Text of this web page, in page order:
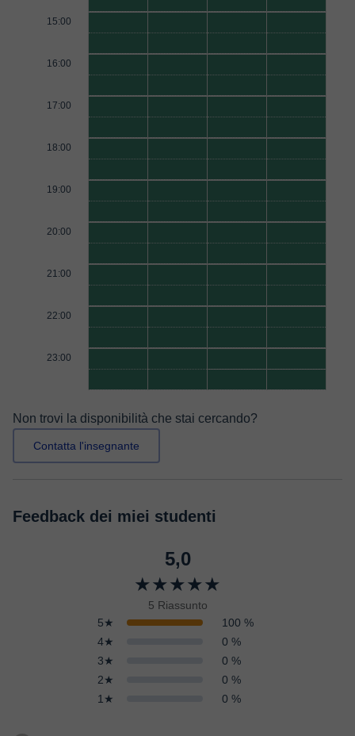
15:00
16:00
17:00
18:00
19:00
20:00
21:00
22:00
23:00
Non trovi la disponibilità che stai cercando?
Contatta l'insegnante
Feedback dei miei studenti
5,0
★★★★★
5 Riassunto
5★
100 %
4★
0 %
3★
0 %
2★
0 %
1★
0 %